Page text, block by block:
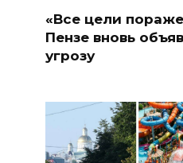
«Все цели
Пензе вновь
угрозу